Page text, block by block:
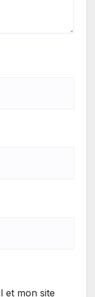
et mon site